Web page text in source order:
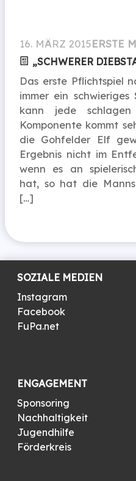
16. MÄRZ 2015ERSTE
„SCHWERER
Das erste Pflichtspiel
immer ein
kann jede
Komponente kommt
die Gohfelder Elf
Ergebnis nicht im
wenn es an
hat, so hat die
[…]
SOZIALE MEDIEN
Instagram
Facebook
FuPa.net
ENGAGEMENT
Sponsoring
Nachhaltigkeit
Jugendhilfe
Förderkreis